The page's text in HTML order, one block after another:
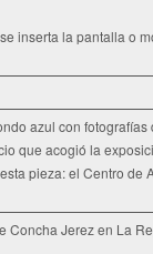
inserta la pantalla o
azul con
que acogió la
pieza: el Centro de
Concha Jerez en La